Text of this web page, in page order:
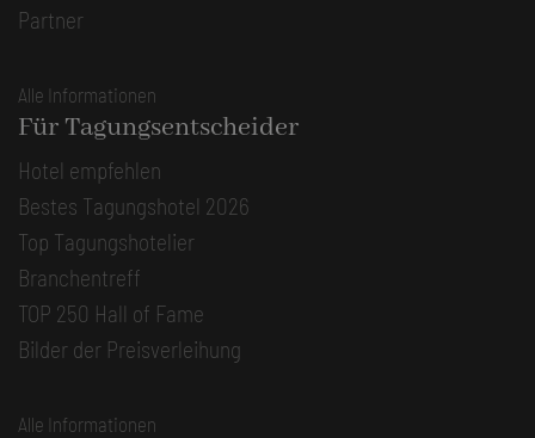
Partner
Alle Informationen
Für Tagungsentscheider
Hotel empfehlen
Bestes Tagungshotel 2026
Top Tagungshotelier
Branchentreff
TOP 250 Hall of Fame
Bilder der Preisverleihung
Alle Informationen